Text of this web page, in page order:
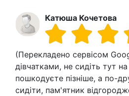
Катюша Кочетова
(Перекладено сервісом
дівчатками, не сидіть тут
пошкодуєте пізніше, а по-
сидіти, пам'ятник